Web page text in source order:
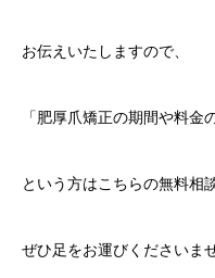
お伝えいたしますので、
「肥厚爪矯正の期間や料金
という方はこちらの無料相
ぜひ足をお運びくださいま